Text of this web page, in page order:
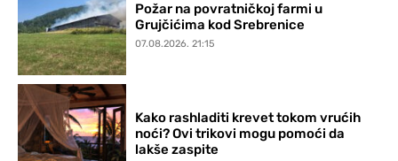
Požar na povratničkoj farmi u
Grujčićima kod Srebrenice
07.08.2026. 21:15
Kako rashladiti krevet tokom vrućih
noći? Ovi trikovi mogu pomoći da
lakše zaspite